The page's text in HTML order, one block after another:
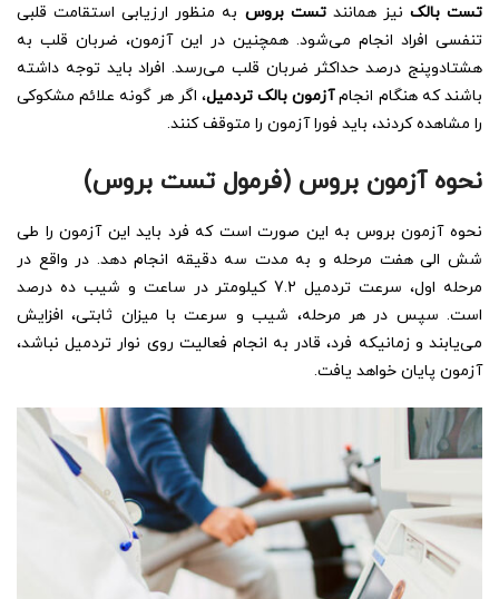
تست بالک نیز همانندتست بروس به منظور ارزیابی استقامت قلبی
تنفسی افراد انجام می‌شود. همچنین در این آزمون، ضربان قلب به
هشتادوپنج درصد حداکثر ضربان قلب می‌رسد. افراد باید توجه داشته
باشند که هنگام انجامآزمون بالک تردمیل، اگر هر گونه علائم مشکوکی
را مشاهده کردند، باید فورا آزمون را متوقف کنند.
نحوه آزمون بروس (فرمول تست بروس)
نحوه آزمون بروس به این صورت است که فرد باید این آزمون را طی
شش الی هفت مرحله و به مدت سه دقیقه انجام دهد. در واقع در
مرحله اول، سرعت تردمیل 7.2 کیلومتر در ساعت و شیب ده درصد
است. سپس در هر مرحله، شیب و سرعت با میزان ثابتی، افزایش
می‌یابند و زمانیکه فرد، قادر به انجام فعالیت روی نوار تردمیل نباشد،
آزمون پایان خواهد یافت.